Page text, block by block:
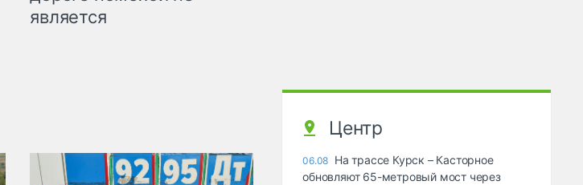
является
Центр
06.08 На трассе Курск – Касторное
обновляют 65-метровый мост через